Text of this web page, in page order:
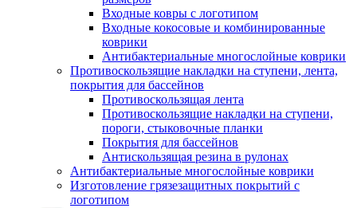
Входные ковры с логотипом
Входные кокосовые и комбинированные
коврики
Антибактериальные многослойные коврики
Противоскользящие накладки на ступени, лента,
покрытия для бассейнов
Противоскользящая лента
Противоскользящие накладки на ступени,
пороги, стыковочные планки
Покрытия для бассейнов
Антискользящая резина в рулонах
Антибактериальные многослойные коврики
Изготовление грязезащитных покрытий с
логотипом